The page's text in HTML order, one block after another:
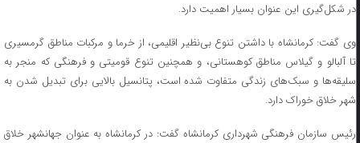
در شکل‌گیری این عنوان بسیار اهمیت دارد.
وی گفت: کرمانشاه با داشتن تنوع بی‌نظیر اقلیمی، از خرما و مرکبات مناطق گرمسیری
تا آلبالو و گیلاس مناطق کوهستانی، و همچنین تنوع قومیتی و فرهنگی که منجر به
سلیقه‌ها و سبک‌های زندگی متفاوت شده است، پتانسیل بالایی برای تبدیل شدن به
شهر خلاق خوراک دارد.
رئیس سازمان فرهنگی شهرداری کرمانشاه گفت: در کرمانشاه به عنوان جهانشهر خلاق